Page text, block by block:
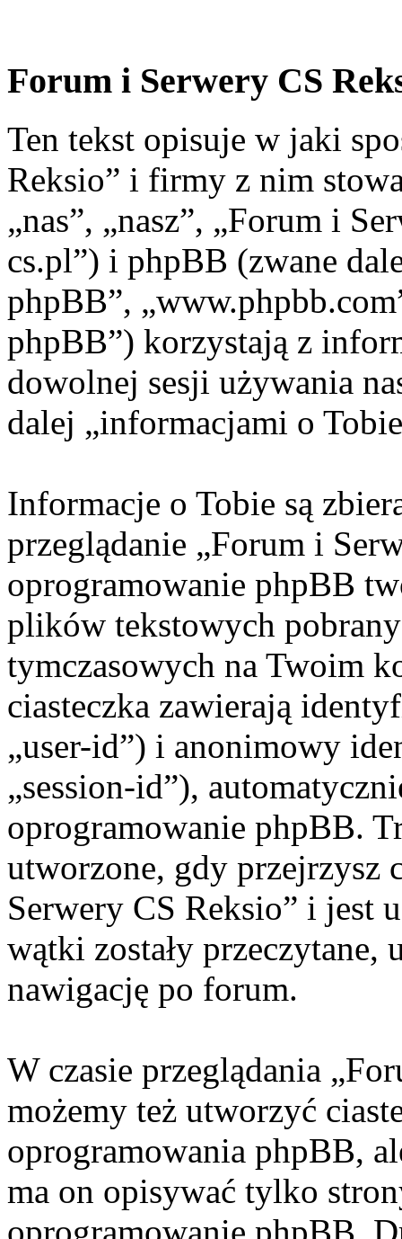
Forum i Serwery CS
Ten tekst opisuje w jaki
Reksio” i firmy z nim
„nas”, „nasz”, „Forum i
cs.pl”) i phpBB (zwane
phpBB”,
phpBB”) korzystają z
dowolnej sesji używania
dalej „informacjami o
Informacje o Tobie są
przeglądanie „Forum i
oprogramowanie phpBB
plików tekstowych
tymczasowych na Twoim
ciasteczka zawierają
„user-id”) i anonimowy
„session-id”),
oprogramowanie phpBB.
utworzone, gdy przejrzysz
Serwery CS Reksio” i jest
wątki zostały przeczytane,
nawigację po forum.
W czasie przeglądania
możemy też utworzyć
oprogramowania phpBB,
ma on opisywać tylko
oprogramowanie phpBB.